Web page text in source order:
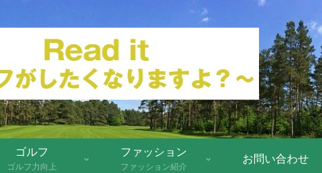
ゴルフ
ゴルフ力向上
ファッション
ファッション紹介
お問い合わせ